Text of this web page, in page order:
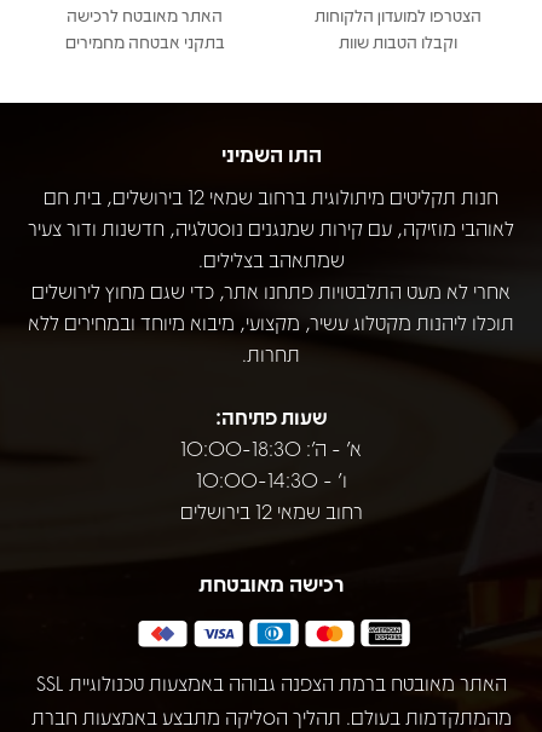
הצטרפו למועדון הלקוחות
וקבלו הטבות שוות
האתר מאובטח לרכישה
בתקני אבטחה מחמירים
התו השמיני
חנות תקליטים מיתולוגית ברחוב שמאי 12 בירושלים, בית חם
לאוהבי מוזיקה, עם קירות שמנגנים נוסטלגיה, חדשנות ודור צעיר
שמתאהב בצלילים.
אחרי לא מעט התלבטויות פתחנו אתר, כדי שגם מחוץ לירושלים
תוכלו ליהנות מקטלוג עשיר, מקצועי, מיבוא מיוחד ובמחירים ללא
תחרות.
שעות פתיחה:
א' - ה': 10:00-18:30
ו' - 10:00-14:30
רחוב שמאי 12 בירושלים
רכישה מאובטחת
האתר מאובטח ברמת הצפנה גבוהה באמצעות טכנולוגיית SSL
מהמתקדמות בעולם. תהליך הסליקה מתבצע באמצעות חברת